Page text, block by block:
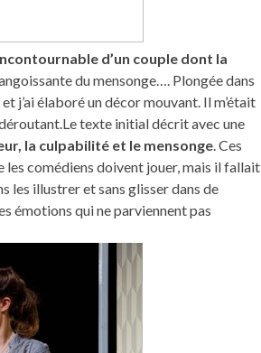
d’un couple dont la
du mensonge…. Plongée dans
et j’ai élaboré un décor mouvant. Il m’était
texte initial décrit avec une
la culpabilité et le mensonge. Ces
comédiens doivent jouer, mais il fallait
les illustrer et sans glisser dans de
émotions qui ne parviennent pas